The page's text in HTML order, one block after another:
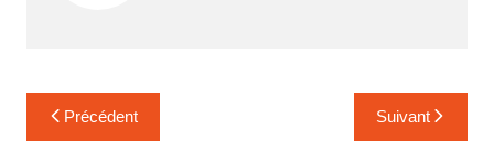
Navigation
de
Précédent Suivant